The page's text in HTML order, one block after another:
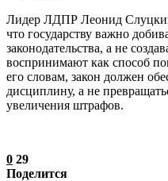
Лидер ЛДПР Леонид
что государству важно
законодательства, а не
воспринимают как способ
его словам, закон должен
дисциплину, а не
увеличения штрафов.
0 29
Поделится